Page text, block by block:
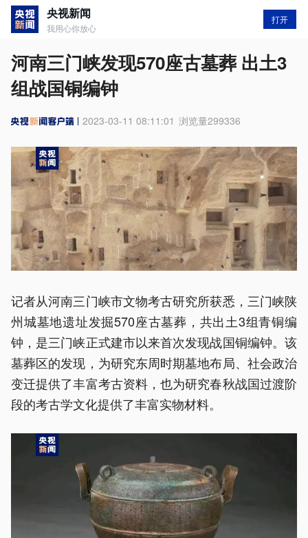
央视新闻
我用心你放心
打开
河南三门峡发现570座古墓葬 出土3
组战国铜编钟
2023-03-11 08:11:01 浏览量299336
记者从河南三门峡市文物考古研究所获悉，三门峡陕
州城墓地遗址发掘570座古墓葬，共出土3组青铜编
钟，是三门峡正式建市以来首次发现战国铜编钟。该
墓葬区的发现，为研究东周时期墓地布局、社会政治
变迁提供了丰富考古资料，也为研究春秋战国过渡阶
段的考古学文化提供了丰富实物材料。